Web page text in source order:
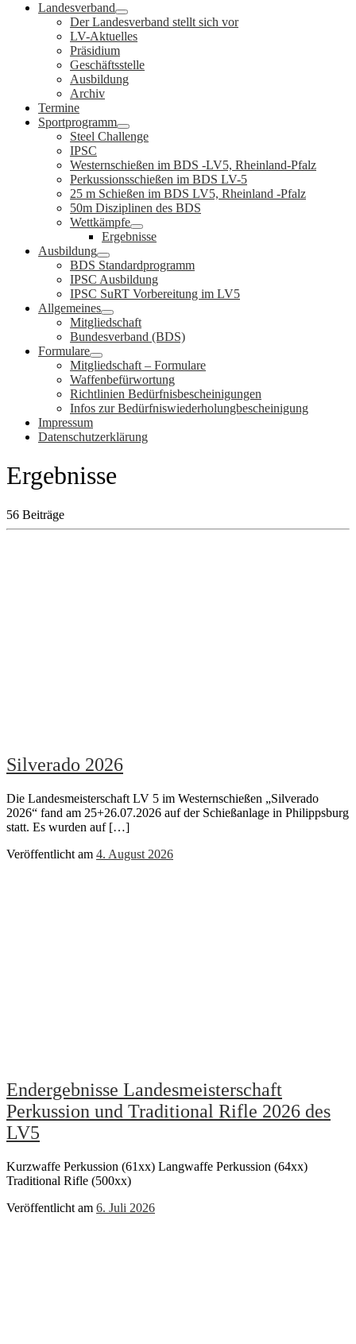
Landesverband
Der Landesverband stellt sich vor
LV-Aktuelles
Präsidium
Geschäftsstelle
Ausbildung
Archiv
Termine
Sportprogramm
Steel Challenge
IPSC
Westernschießen im BDS -LV5, Rheinland-Pfalz
Perkussionsschießen im BDS LV-5
25 m Schießen im BDS LV5, Rheinland -Pfalz
50m Disziplinen des BDS
Wettkämpfe
Ergebnisse
Ausbildung
BDS Standardprogramm
IPSC Ausbildung
IPSC SuRT Vorbereitung im LV5
Allgemeines
Mitgliedschaft
Bundesverband (BDS)
Formulare
Mitgliedschaft – Formulare
Waffenbefürwortung
Richtlinien Bedürfnisbescheinigungen
Infos zur Bedürfniswiederholungbescheinigung
Impressum
Datenschutzerklärung
Ergebnisse
56 Beiträge
Silverado 2026
Die Landesmeisterschaft LV 5 im Westernschießen „Silverado
2026“ fand am 25+26.07.2026 auf der Schießanlage in Philippsburg
statt. Es wurden auf […]
Veröffentlicht am 4. August 2026
Endergebnisse Landesmeisterschaft
Perkussion und Traditional Rifle 2026 des
LV5
Kurzwaffe Perkussion (61xx) Langwaffe Perkussion (64xx)
Traditional Rifle (500xx)
Veröffentlicht am 6. Juli 2026